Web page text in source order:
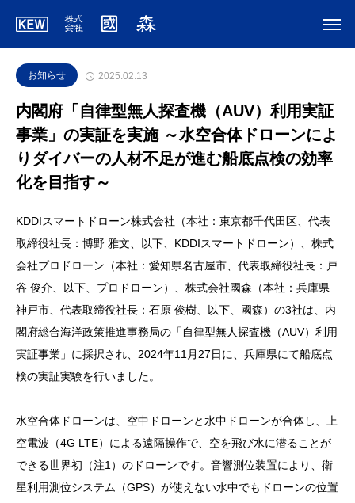
お知らせ 2025.02.13
内閣府「自律型無人探査機（AUV）利用実証
事業」の実証を実施 ～水空合体ドローンによ
りダイバーの人材不足が進む船底点検の効率
化を目指す～
KDDIスマートドローン株式会社（本社：東京都千代田区、代表
取締役社長：博野 雅文、以下、KDDIスマートドローン）、株式
会社プロドローン（本社：愛知県名古屋市、代表取締役社長：戸
谷 俊介、以下、プロドローン）、株式会社國森（本社：兵庫県
神戸市、代表取締役社長：石原 俊樹、以下、國森）の3社は、内
閣府総合海洋政策推進事務局の「自律型無人探査機（AUV）利用
実証事業」に採択され、2024年11月27日に、兵庫県にて船底点
検の実証実験を行いました。
水空合体ドローンは、空中ドローンと水中ドローンが合体し、上
空電波（4G LTE）による遠隔操作で、空を飛び水に潜ることが
できる世界初（注1）のドローンです。音響測位装置により、衛
星利用測位システム（GPS）が使えない水中でもドローンの位置